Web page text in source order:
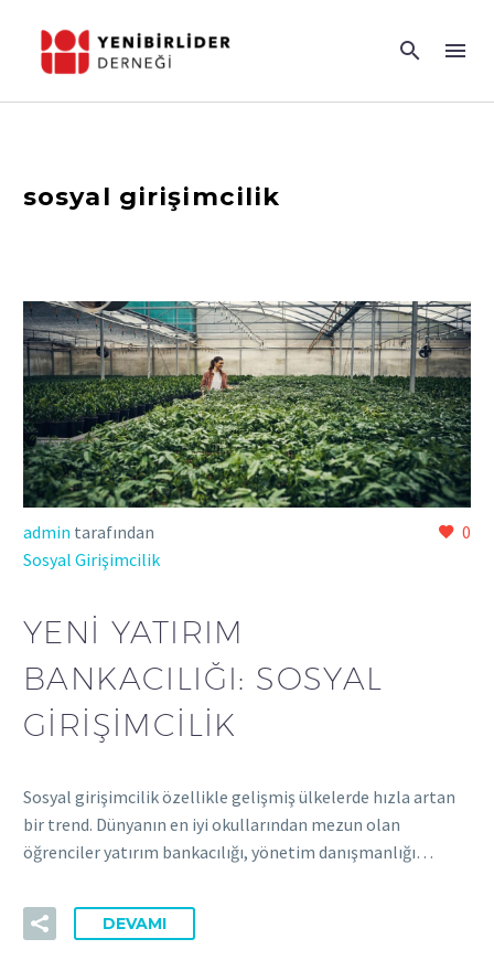
sosyal girişimcilik
0
admin tarafından
Sosyal Girişimcilik
YENI YATIRIM
BANKACILIĞI: SOSYAL
GIRIŞIMCILIK
Sosyal girişimcilik özellikle gelişmiş ülkelerde hızla artan
bir trend. Dünyanın en iyi okullarından mezun olan
öğrenciler yatırım bankacılığı, yönetim danışmanlığı…
DEVAMI